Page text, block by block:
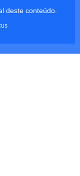
deste conteúdo.